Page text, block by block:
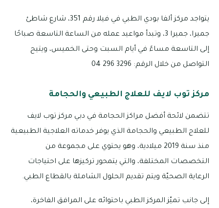
يتواجد مركز ألفا بودي الطبي في فيلا رقم 351، شارع شاطئ
جميرا، جميرا 3، وتبدأ مواعيد عمله من الساعة التاسعة صباحًا
إلى التاسعة مساءً في أيام السبت وحتى الخميس، ويتيح
التواصل من خلال الرقم: 3296 296 04
مركز توب لايف للعلاج الطبيعي والحجامة
تتضمن لائحة أفضل مراكز الحجامة في دبي مركز توب لايف
للعلاج الطبيعي والحجامة الذي يوفر خدماته العلاجية الطبيعية
منذ سنة 2019 ميلادية، وهو يحتوي على مجموعة من
التخصصات المختلفة، والتي يتمحور تركيزها على احتياجات
الرعاية الصحيّة ويتم تقديم الحلول الشاملة بالقطاع الطبي.
إلى جانب تميّز المركز الطبي باحتوائه على المرافق الفاخرة،